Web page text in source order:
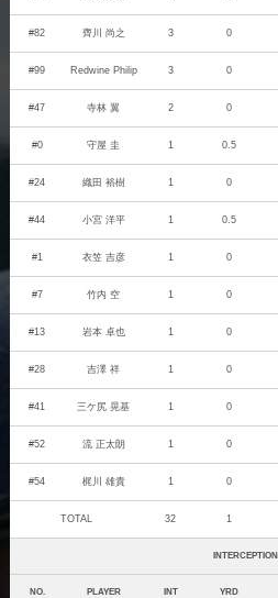
#82 齊川 尚之 3 0
#99 Redwine Philip 3 0
#47 寺林 翼 2 0
#0 守屋 圭 1 0.5
#24 織田 裕樹 1 0
#44 小宮 洋平 1 0.5
#1 衣笠 吉彦 1 0
#7 竹内 空 1 0
#13 岩本 卓也 1 0
#28 吉澤 祥 1 0
#41 三ケ尻 晃基 1 0
#52 流 正太朗 1 0
#54 梶川 雄貴 1 0
TOTAL 32 1
INTERCEPTION
NO. PLAYER INT YRD